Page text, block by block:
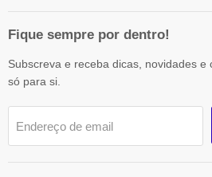
Fique sempre por dentro!
Subscreva e receba dicas, novidades
só para si.
Endereço de email